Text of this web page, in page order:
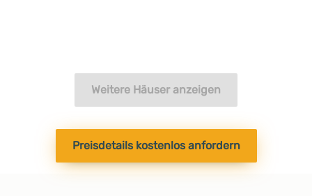
Weitere Häuser anzeigen
Preisdetails kostenlos anfordern